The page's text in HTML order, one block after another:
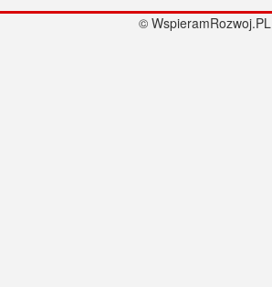
© WspieramRozwoj.PL